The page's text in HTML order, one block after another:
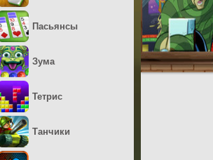
Пасьянсы
Зума
Тетрис
Танчики